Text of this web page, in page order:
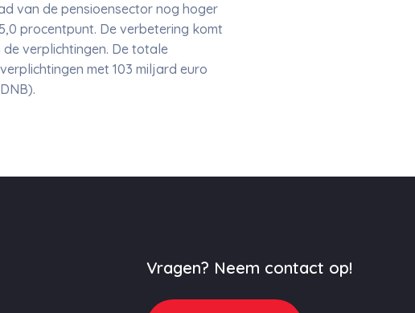
van de pensioensector nog hoger
procentpunt. De verbetering komt
verplichtingen. De totale
met 103 miljard euro
Vragen? Neem contact op!